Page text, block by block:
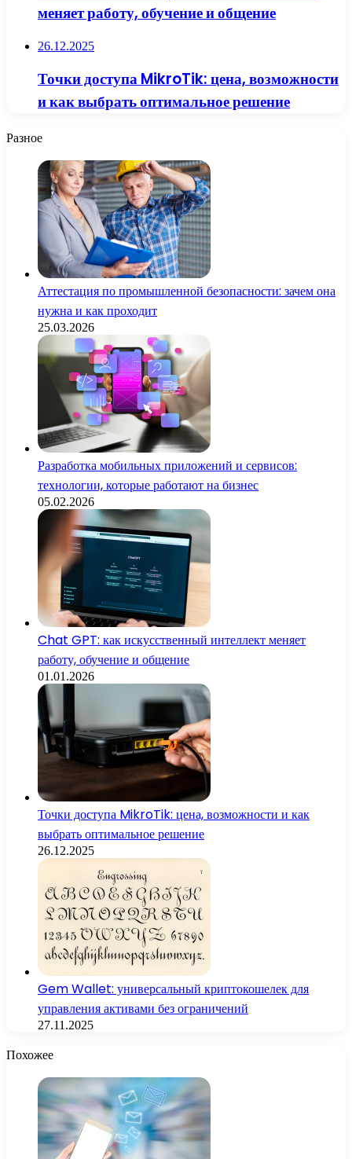
меняет работу, обучение и общение
26.12.2025
Точки доступа MikroTik: цена, возможности
и как выбрать оптимальное решение
Разное
Аттестация по промышленной безопасности: зачем она
нужна и как проходит
25.03.2026
Разработка мобильных приложений и сервисов:
технологии, которые работают на бизнес
05.02.2026
Chat GPT: как искусственный интеллект меняет
работу, обучение и общение
01.01.2026
Точки доступа MikroTik: цена, возможности и как
выбрать оптимальное решение
26.12.2025
Gem Wallet: универсальный криптокошелек для
управления активами без ограничений
27.11.2025
Похожее